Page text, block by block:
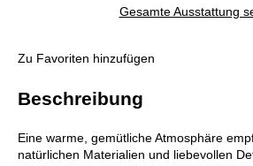
Gesamte Ausstattung
Zu Favoriten hinzufügen
Beschreibung
Eine warme, gemütliche Atmosphäre
natürlichen Materialien und liebevollen